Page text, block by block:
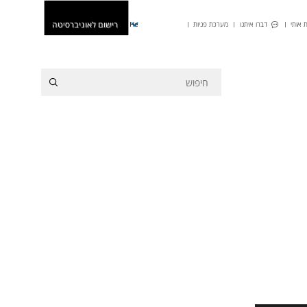
אותי דברו איתנו מערכת פניות He רישום לאוניברסיטה